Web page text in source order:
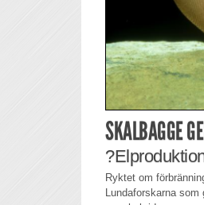
SKALBAGGE
Ryktet om
Lundaforskarna